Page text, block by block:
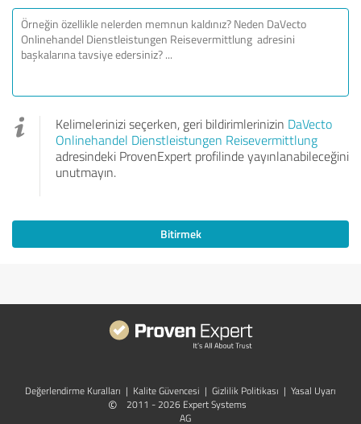
Kelimelerinizi seçerken, geri bildirimlerinizin DaVecto
Onlinehandel Dienstleistungen Reisevermittlung
adresindeki ProvenExpert profilinde yayınlanabileceğini
unutmayın.
Bitirmek
Değerlendirme Kuralları | Kalite Güvencesi | Gizlilik Politikası | Yasal Uyarı
©
2011 - 2026 Expert Systems
AG